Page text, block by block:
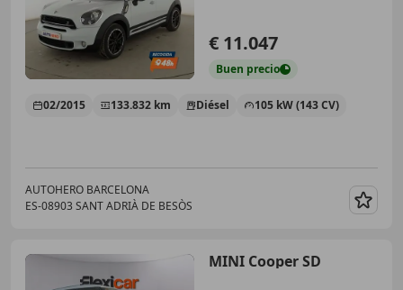
€ 11.047
Buen precio
02/2015 133.832 km Diésel 105 kW (143 CV)
AUTOHERO BARCELONA
ES-08903 SANT ADRIÀ DE BESÒS
MINI Cooper SD